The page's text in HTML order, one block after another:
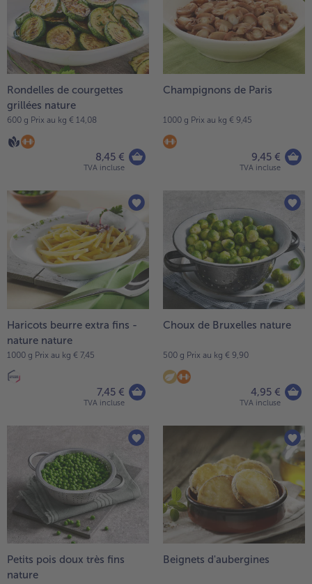
Rondelles de courgettes
grillées nature
600 g Prix au kg € 14,08
8,45 €
TVA incluse
Champignons de Paris
1000 g Prix au kg € 9,45
9,45 €
TVA incluse
Haricots beurre extra fins -
nature nature
1000 g Prix au kg € 7,45
7,45 €
TVA incluse
Choux de Bruxelles nature
500 g Prix au kg € 9,90
4,95 €
TVA incluse
Petits pois doux très fins
nature
Beignets d'aubergines